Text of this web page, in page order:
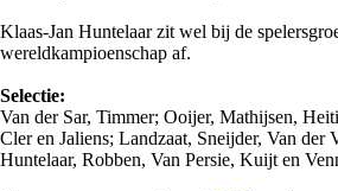
Klaas-Jan Huntelaar zit wel bij de
wereldkampioenschap af.
Selectie:
Van der Sar, Timmer; Ooijer, Mathijsen,
Cler en Jaliens; Landzaat, Sneijder, Van der
Huntelaar, Robben, Van Persie, Kuijt en